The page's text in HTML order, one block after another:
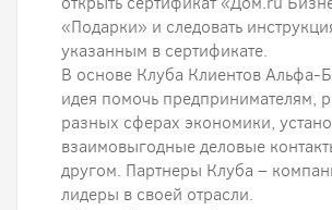
«Подарки» и следовать
указанным в сертификате.
В основе Клуба Клиентов Альфа-
идея помочь предпринимателям,
разных сферах экономики,
взаимовыгодные деловые
другом. Партнеры Клуба –
лидеры в своей отрасли.